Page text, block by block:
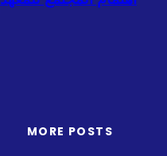
MORE POSTS